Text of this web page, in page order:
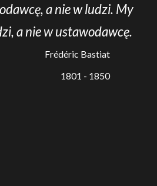
a nie w ludzi. My
a nie w ustawodawcę.
Frédéric Bastiat
1801 - 1850